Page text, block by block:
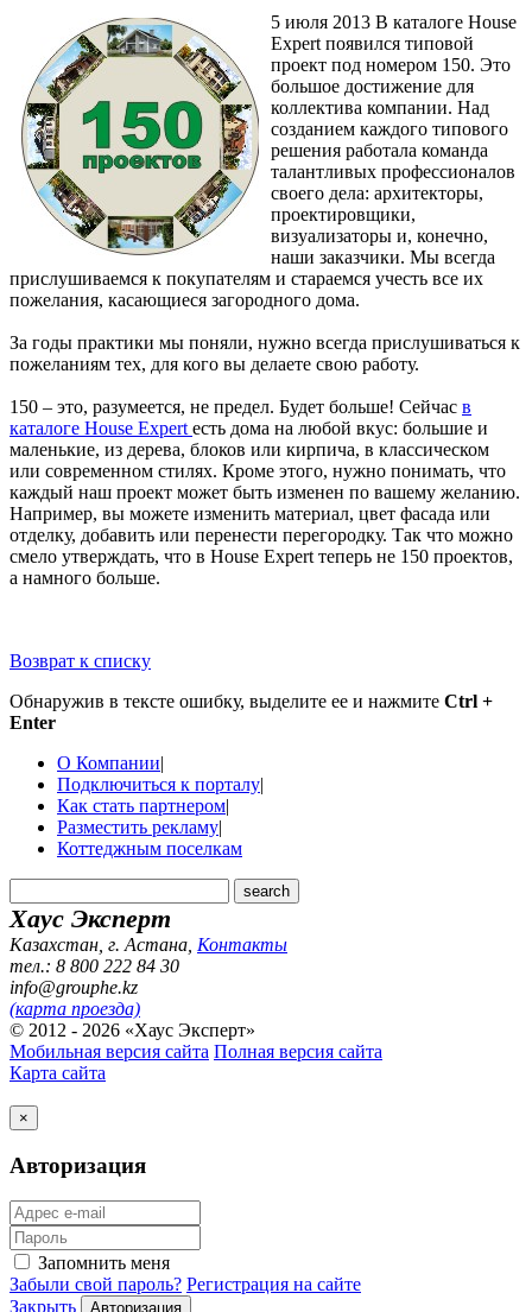
5 июля 2013 В каталоге House
Expert появился типовой
проект под номером 150. Это
большое достижение для
коллектива компании. Над
созданием каждого типового
решения работала команда
талантливых профессионалов
своего дела: архитекторы,
проектировщики,
визуализаторы и, конечно,
наши заказчики. Мы всегда
прислушиваемся к покупателям и стараемся учесть все их
пожелания, касающиеся загородного дома.
За годы практики мы поняли, нужно всегда прислушиваться к
пожеланиям тех, для кого вы делаете свою работу.
150 – это, разумеется, не предел. Будет больше! Сейчас в
каталоге House Expert есть дома на любой вкус: большие и
маленькие, из дерева, блоков или кирпича, в классическом
или современном стилях. Кроме этого, нужно понимать, что
каждый наш проект может быть изменен по вашему желанию.
Например, вы можете изменить материал, цвет фасада или
отделку, добавить или перенести перегородку. Так что можно
смело утверждать, что в House Expert теперь не 150 проектов,
а намного больше.
Возврат к списку
Обнаружив в тексте ошибку, выделите ее и нажмите Ctrl +
Enter
О Компании|
Подключиться к порталу|
Как стать партнером|
Разместить рекламу|
Коттеджным поселкам
Хаус Эксперт
Казахстан, г. Астана Контакты
тел.: 8 800 222 84 30
info@grouphe.kz
(карта проезда)
© 2012 - 2026 «Хаус Эксперт»
Мобильная версия сайта Полная версия сайта
Карта сайта
×
Авторизация
Запомнить меня
Забыли свой пароль? Регистрация на сайте
Закрыть